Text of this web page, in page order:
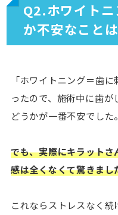
Q2.ホワイト
か不安なこと
「ホワイトニング＝歯
ったので、施術中に歯
どうかが一番不安でした。
でも、実際にキラット
感は全くなくて驚きまし
これならストレスなく